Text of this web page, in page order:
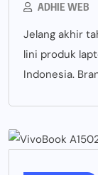
ADHIE WEB
Jelang akhir
lini produk
Indonesia.